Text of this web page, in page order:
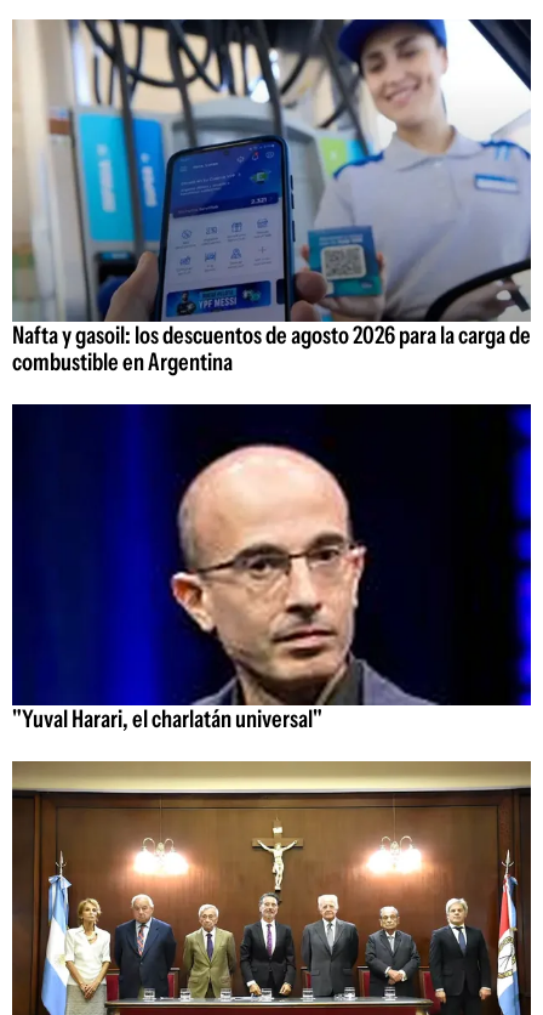
Nafta y gasoil: los descuentos de agosto 2026 para la carga de
combustible en Argentina
"Yuval Harari, el charlatán universal"